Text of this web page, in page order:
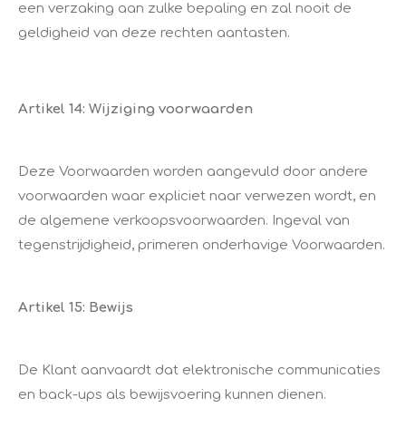
een verzaking aan zulke bepaling en zal nooit de
geldigheid van deze rechten aantasten.
Artikel 14: Wijziging voorwaarden
Deze Voorwaarden worden aangevuld door andere
voorwaarden waar expliciet naar verwezen wordt, en
de algemene verkoopsvoorwaarden. Ingeval van
tegenstrijdigheid, primeren onderhavige Voorwaarden.
Artikel 15: Bewijs
De Klant aanvaardt dat elektronische communicaties
en back-ups als bewijsvoering kunnen dienen.